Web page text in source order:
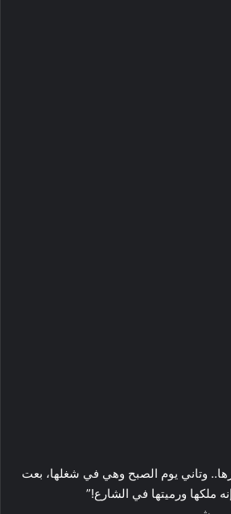
وتاني يوم الصبح وهي في شغلها، بعت
ملكها ورميتها في الشارع!”